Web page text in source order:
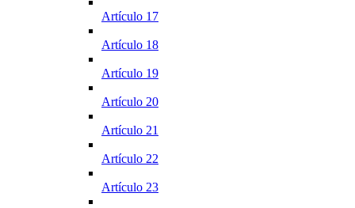
Artículo 17
Artículo 18
Artículo 19
Artículo 20
Artículo 21
Artículo 22
Artículo 23